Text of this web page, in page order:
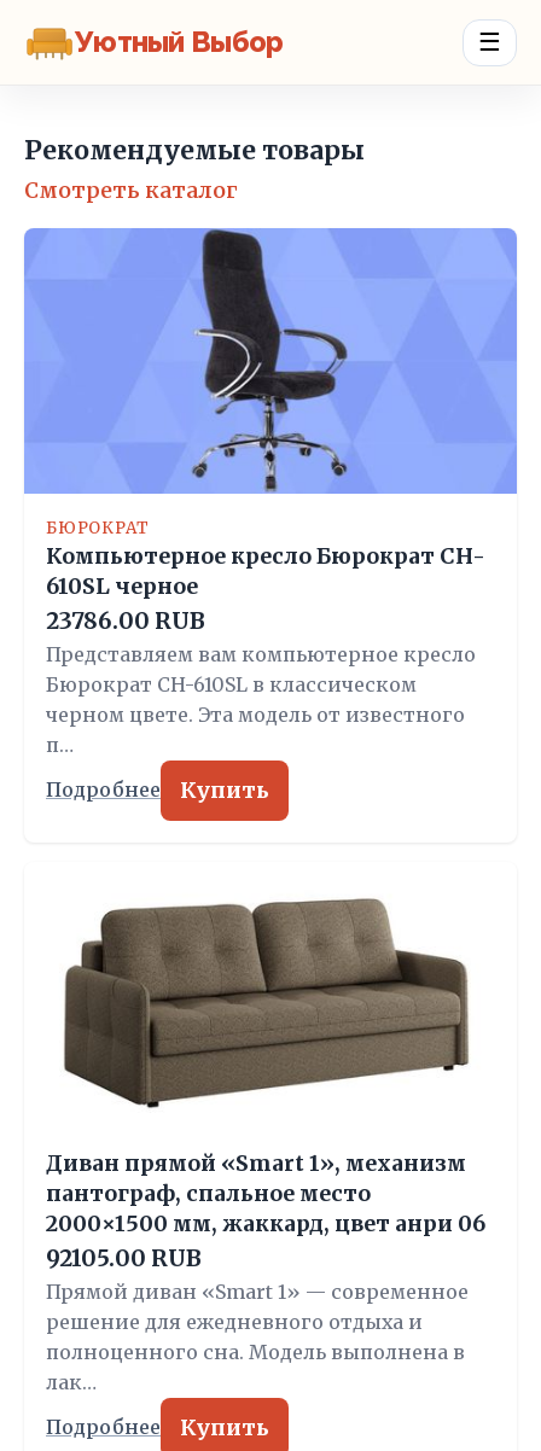
Уютный Выбор ☰
Рекомендуемые товары
Смотреть каталог
БЮРОКРАТ
Компьютерное кресло Бюрократ CH-
610SL черное
23786.00 RUB
Представляем вам компьютерное кресло
Бюрократ CH-610SL в классическом
черном цвете. Эта модель от известного
п…
Подробнее Купить
Диван прямой «Smart 1», механизм
пантограф, спальное место
2000×1500 мм, жаккард, цвет анри 06
92105.00 RUB
Прямой диван «Smart 1» — современное
решение для ежедневного отдыха и
полноценного сна. Модель выполнена в
лак…
Подробнее Купить